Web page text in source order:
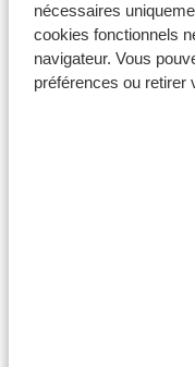
nécessaires
cookies fonctionnels
navigateur. Vous
préférences ou retirer
Desenzano del